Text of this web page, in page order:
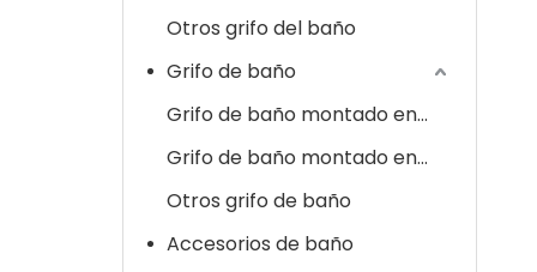
Otros grifo del baño
Grifo de baño
Grifo de baño montado en cubierta
Grifo de baño montado en la pared
Otros grifo de baño
Accesorios de baño